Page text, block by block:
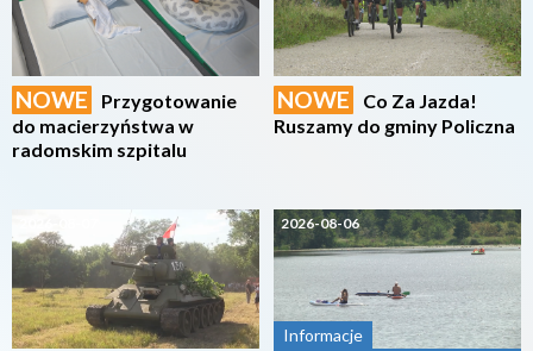
NOWE
Przygotowanie
do macierzyństwa w
radomskim szpitalu
NOWE
Co Za Jazda!
Ruszamy do gminy Policzna
2026-08-06
Informacje